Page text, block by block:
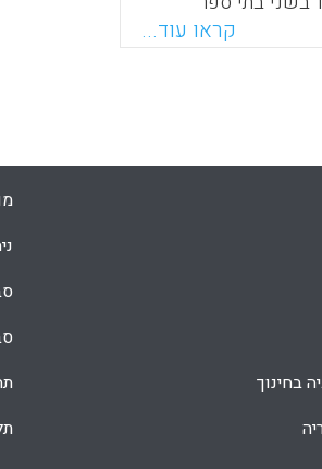
רב בלימודים של
מול בית הספר
קראו עוד...
בחינוך